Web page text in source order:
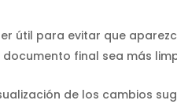
útil para evitar que
final sea más
de los cambios